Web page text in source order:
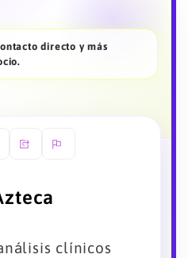
directo y más
clínicos